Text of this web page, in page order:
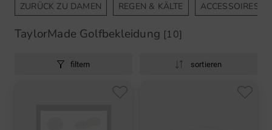
ZURÜCK ZU DAMEN REGEN & KÄLTE ACCESSOIRES
TaylorMade Golfbekleidung [10]
filtern sortieren